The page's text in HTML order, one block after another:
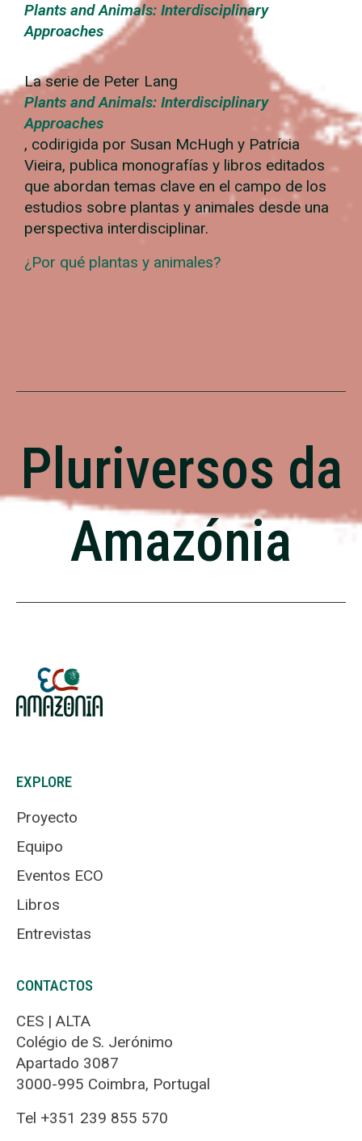
Plants and Animals: Interdisciplinary
Approaches
La serie de Peter Lang
Plants and Animals: Interdisciplinary
Approaches
, codirigida por Susan McHugh y Patrícia
Vieira, publica monografías y libros editados
que abordan temas clave en el campo de los
estudios sobre plantas y animales desde una
perspectiva interdisciplinar.
¿Por qué plantas y animales?
Pluriversos da
Amazónia
EXPLORE
Proyecto
Equipo
Eventos ECO
Libros
Entrevistas
CONTACTOS
CES | ALTA
Colégio de S. Jerónimo
Apartado 3087
3000-995 Coimbra, Portugal
Tel +351 239 855 570